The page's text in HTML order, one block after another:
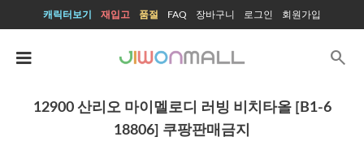
캐릭터보기 재입고 품절 FAQ 장바구니 로그인 회원가입
search
12900 산리오 마이멜로디 러빙 비치타올 [B1-6
18806] 쿠팡판매금지